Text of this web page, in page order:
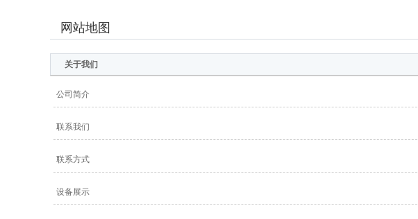
网站地图
关于我们
公司简介
联系我们
联系方式
设备展示